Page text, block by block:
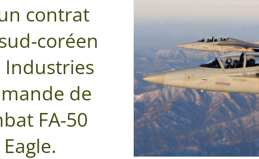
contrat
coréen
Industries
de
FA-50